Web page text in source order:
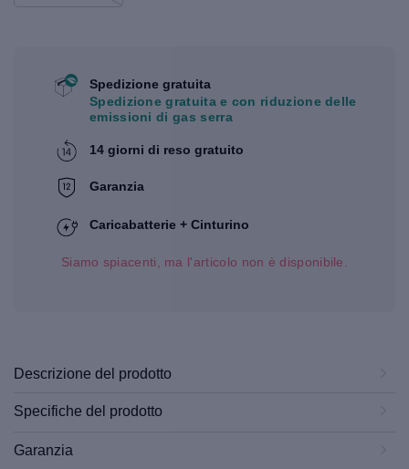
Spedizione gratuita
Spedizione gratuita e con riduzione delle
emissioni di gas serra
14 giorni di reso gratuito
Garanzia
Caricabatterie + Cinturino
Siamo spiacenti, ma l'articolo non è disponibile.
Descrizione del prodotto
Specifiche del prodotto
Garanzia